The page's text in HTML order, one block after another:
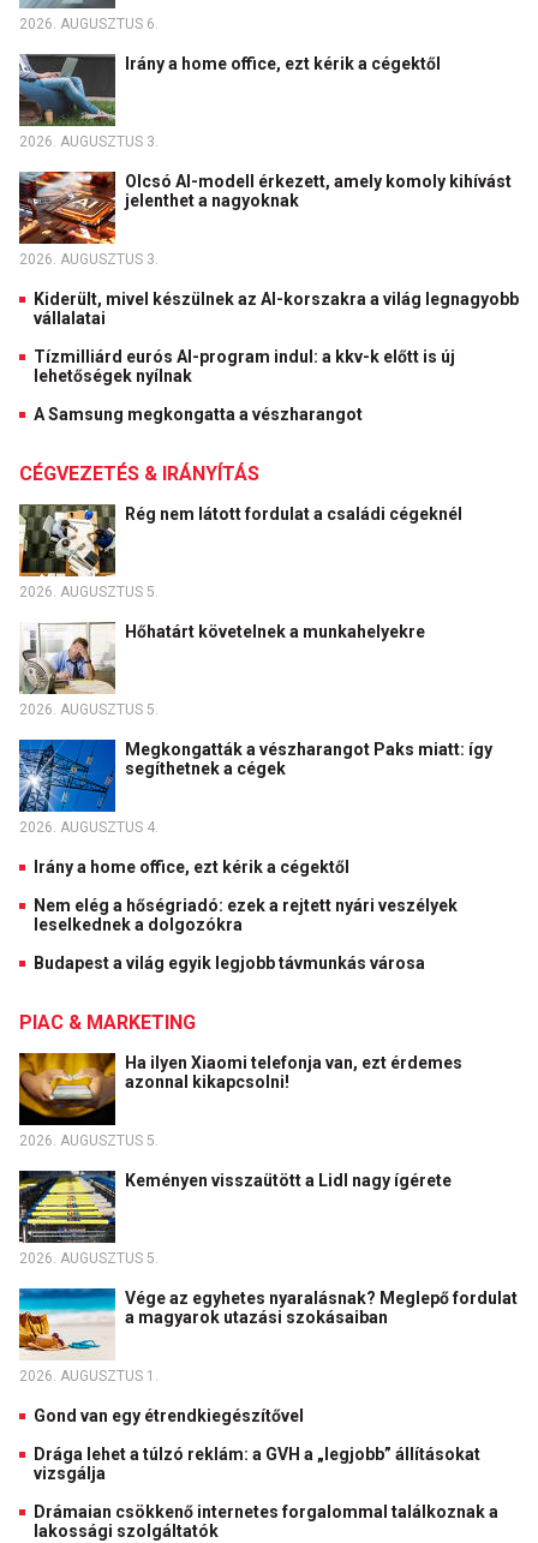
2026. AUGUSZTUS 6.
Irány a home office, ezt kérik a cégektől
2026. AUGUSZTUS 3.
Olcsó AI-modell érkezett, amely komoly kihívást
jelenthet a nagyoknak
2026. AUGUSZTUS 3.
Kiderült, mivel készülnek az AI-korszakra a világ legnagyobb
vállalatai
Tízmilliárd eurós AI-program indul: a kkv-k előtt is új
lehetőségek nyílnak
A Samsung megkongatta a vészharangot
CÉGVEZETÉS & IRÁNYÍTÁS
Rég nem látott fordulat a családi cégeknél
2026. AUGUSZTUS 5.
Hőhatárt követelnek a munkahelyekre
2026. AUGUSZTUS 5.
Megkongatták a vészharangot Paks miatt: így
segíthetnek a cégek
2026. AUGUSZTUS 4.
Irány a home office, ezt kérik a cégektől
Nem elég a hőségriadó: ezek a rejtett nyári veszélyek
leselkednek a dolgozókra
Budapest a világ egyik legjobb távmunkás városa
PIAC & MARKETING
Ha ilyen Xiaomi telefonja van, ezt érdemes
azonnal kikapcsolni!
2026. AUGUSZTUS 5.
Keményen visszaütött a Lidl nagy ígérete
2026. AUGUSZTUS 5.
Vége az egyhetes nyaralásnak? Meglepő fordulat
a magyarok utazási szokásaiban
2026. AUGUSZTUS 1.
Gond van egy étrendkiegészítővel
Drága lehet a túlzó reklám: a GVH a „legjobb” állításokat
vizsgálja
Drámaian csökkenő internetes forgalommal találkoznak a
lakossági szolgáltatók